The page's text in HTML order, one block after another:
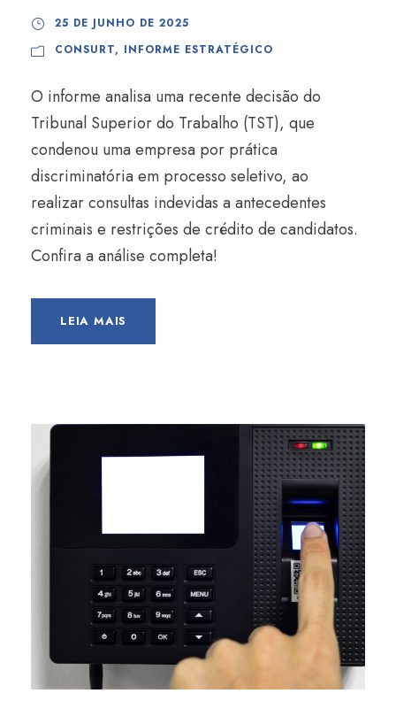
25 DE JUNHO DE 2025
CONSURT, INFORME ESTRATÉGICO
O informe analisa uma recente decisão do
Tribunal Superior do Trabalho (TST), que
condenou uma empresa por prática
discriminatória em processo seletivo, ao
realizar consultas indevidas a antecedentes
criminais e restrições de crédito de candidatos.
Confira a análise completa!
LEIA MAIS